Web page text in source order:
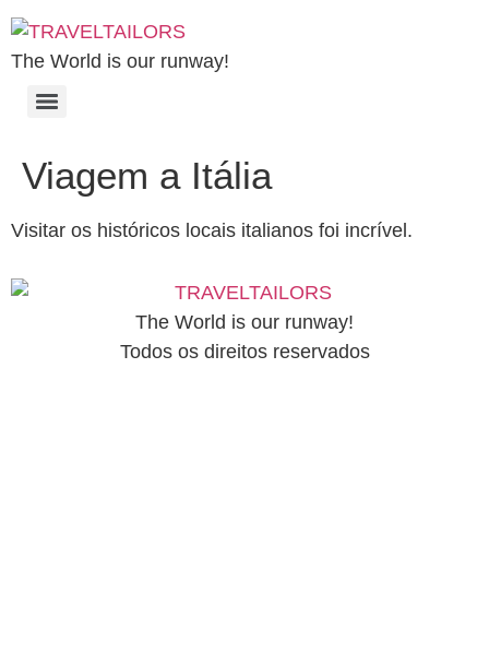
The World is our runway!
Viagem a Itália
Visitar os históricos locais italianos foi incrível.
The World is our runway!
Todos os direitos reservados